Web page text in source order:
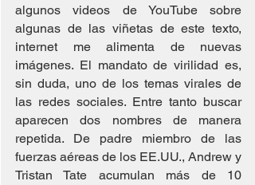
algunos videos de YouTube sobre
algunas de las viñetas de este texto,
internet me alimenta de nuevas
imágenes. El mandato de virilidad es,
sin duda, uno de los temas virales de
las redes sociales. Entre tanto buscar
aparecen dos nombres de manera
repetida. De padre miembro de las
fuerzas aéreas de los EE.UU., Andrew y
Tristan Tate acumulan más de 10